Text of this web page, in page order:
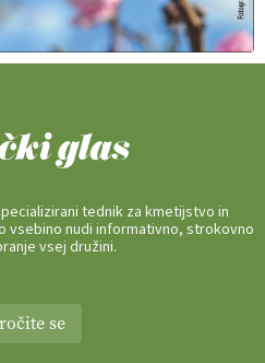
tednik za kmetijstvo in
vsebino nudi informativno, strokovno
vsej družini.
se